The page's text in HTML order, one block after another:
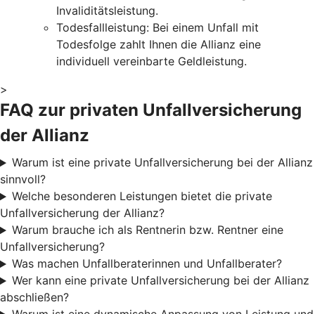
Invaliditätsleistung.
Todesfallleistung: Bei einem Unfall mit
Todesfolge zahlt Ihnen die Allianz eine
individuell vereinbarte Geldleistung.
>
FAQ zur privaten Unfallversicherung
der Allianz
Warum ist eine private Unfallversicherung bei der Allianz
sinnvoll?
Welche besonderen Leistungen bietet die private
Unfallversicherung der Allianz?
Warum brauche ich als Rentnerin bzw. Rentner eine
Unfallversicherung?
Was machen Unfallberaterinnen und Unfallberater?
Wer kann eine private Unfallversicherung bei der Allianz
abschließen?